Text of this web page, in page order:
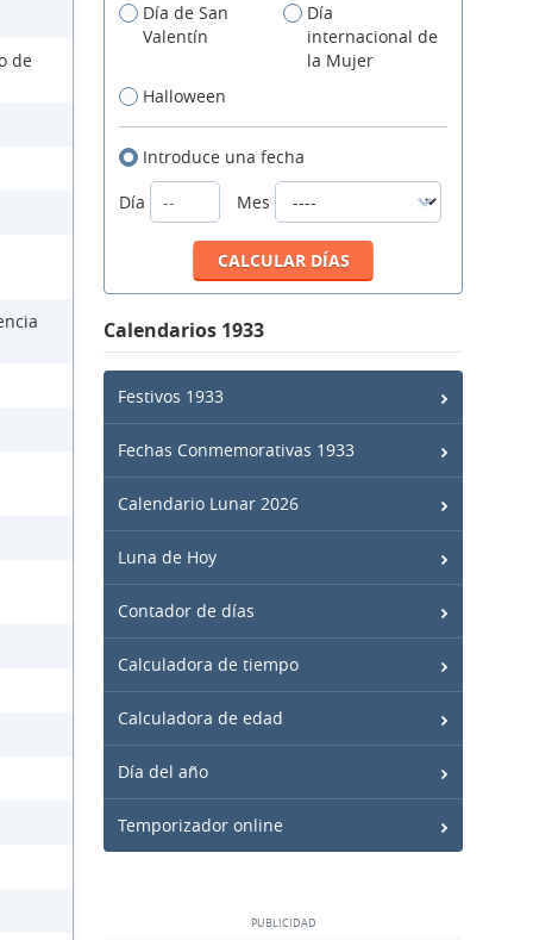
de
Día de San
Valentín
Día
internacional de
la Mujer
Halloween
Introduce una fecha
Día
Mes
Calendarios 1933
Festivos 1933
Fechas Conmemorativas 1933
Calendario Lunar 2026
Luna de Hoy
Contador de días
Calculadora de tiempo
Calculadora de edad
Día del año
Temporizador online